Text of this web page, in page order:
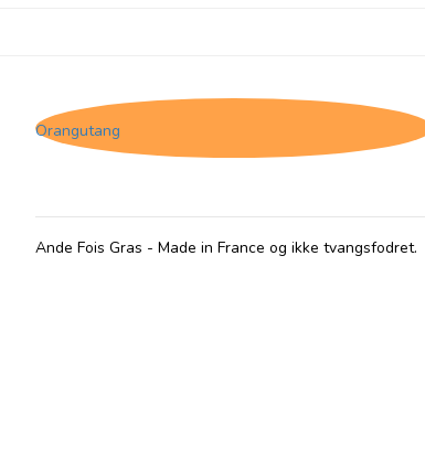
Orangutang
Ande Fois Gras - Made in France og ikke tvangsfodret.